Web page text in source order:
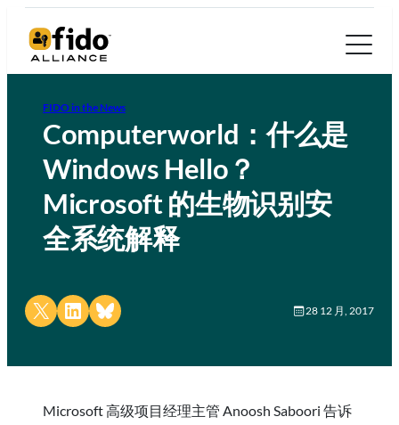
FIDO in the News
Computerworld：什么是
Windows Hello？
Microsoft 的生物识别安
全系统解释
Share on X Share on LinkedIn
Share on Bluesky 28 12 月, 2017
Microsoft 高级项目经理主管 Anoosh Saboori 告诉